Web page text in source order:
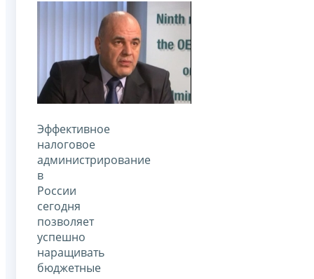
Эффективное
налоговое
администрирование
в
России
сегодня
позволяет
успешно
наращивать
бюджетные